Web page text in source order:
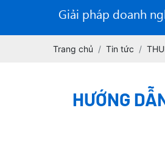
Giải pháp doanh
Trang chủ Tin tức
HƯỚNG